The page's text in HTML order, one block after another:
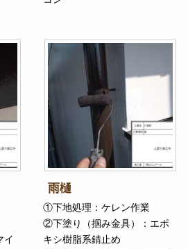
イ
雨樋
①下地処理：ケレン作業
②下塗り（掴み金具）：エポ
キシ樹脂系錆止め